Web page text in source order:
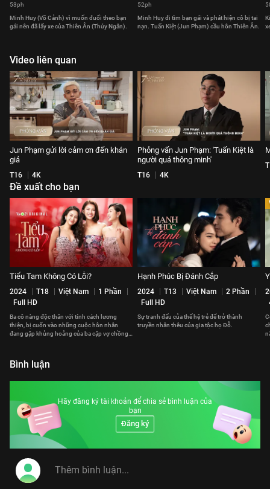
53ph
Minh Huy (Võ Cảnh) vì muốn đuổi theo bạn
gái nên đã lấy xe của Thiên Ân (Thúy Ngân).
52ph
Minh Huy đi tìm bạn gái và phát hiện cô bị tai
nạn. Tuấn Kiệt (Jun Phạm) cầu hôn Thiên Ân.
Video liên quan
Jun Phạm gửi lời cảm ơn đến khán
giả
T16 4K
Phỏng vấn Jun Phạm: 'Tuấn Kiệt là
người quá thông minh'
T16 4K
Đề xuất cho bạn
Tiểu Tam Không Có Lỗi?
2024 T18 Việt Nam
1 Phần
Full HD
Ba cô nàng độc thân với tính cách lương
thiện, bị cuốn vào những cuộc hôn nhân
đang gặp khủng hoảng của ba cặp vợ chồng
Hạnh Phúc Bị Đánh Cắp
2024 T13 Việt Nam
2 Phần
Full HD
Sự tranh đấu của thế hệ trẻ để trở thành
truyền nhân thêu của gia tộc họ Đỗ.
Bình luận
Hãy đăng ký tài khoản để chia sẻ bình luận của
bạn
Đăng ký